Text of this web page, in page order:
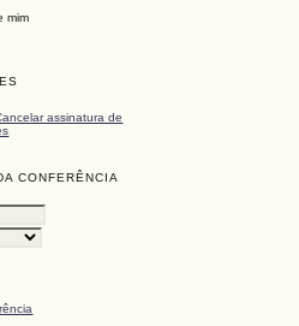
mim
assinatura de
CONFERÊNCIA